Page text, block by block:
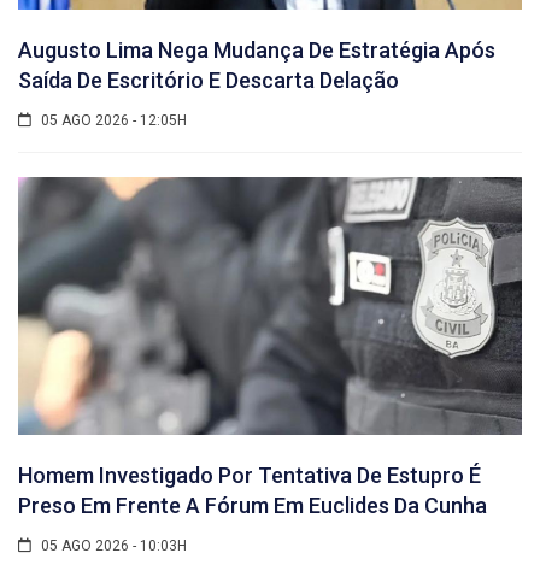
Augusto Lima Nega Mudança De Estratégia Após
Saída De Escritório E Descarta Delação
05 AGO 2026 - 12:05H
Homem Investigado Por Tentativa De Estupro É
Preso Em Frente A Fórum Em Euclides Da Cunha
05 AGO 2026 - 10:03H